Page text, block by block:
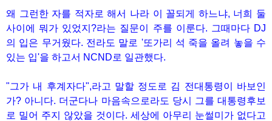
왜 그런한 자를 적자로 해서 나라 이 꼴되게 하느냐, 너희 둘
사이에 뭐가 있었지?라는 질문이 주를 이룬다. 그때마다 DJ
의 입은 무거웠다. 전라도 말로 '또가리 석 죽을 올려 놓을 수
있는 입'을 하고서 NCND로 일관했다.
"그가 내 후계자다",라고 말할 정도로 김 전대통령이 바보인
가? 아니다. 더군다나 마음속으로라도 당시 그를 대통령후보
로 밀어 주지 않았을 것이다. 세상에 아무리 눈썰미가 없다고